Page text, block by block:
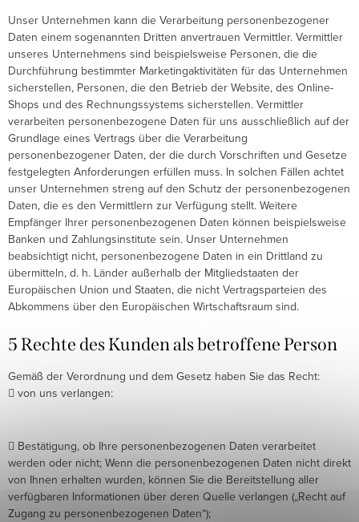
Unser Unternehmen kann die Verarbeitung personenbezogener
Daten einem sogenannten Dritten anvertrauen Vermittler. Vermittler
unseres Unternehmens sind beispielsweise Personen, die die
Durchführung bestimmter Marketingaktivitäten für das Unternehmen
sicherstellen, Personen, die den Betrieb der Website, des Online-
Shops und des Rechnungssystems sicherstellen. Vermittler
verarbeiten personenbezogene Daten für uns ausschließlich auf der
Grundlage eines Vertrags über die Verarbeitung
personenbezogener Daten, der die durch Vorschriften und Gesetze
festgelegten Anforderungen erfüllen muss. In solchen Fällen achtet
unser Unternehmen streng auf den Schutz der personenbezogenen
Daten, die es den Vermittlern zur Verfügung stellt. Weitere
Empfänger Ihrer personenbezogenen Daten können beispielsweise
Banken und Zahlungsinstitute sein. Unser Unternehmen
beabsichtigt nicht, personenbezogene Daten in ein Drittland zu
übermitteln, d. h. Länder außerhalb der Mitgliedstaaten der
Europäischen Union und Staaten, die nicht Vertragsparteien des
Abkommens über den Europäischen Wirtschaftsraum sind.
5 Rechte des Kunden als betroffene Person
Gemäß der Verordnung und dem Gesetz haben Sie das Recht:
 von uns verlangen:
 Bestätigung, ob Ihre personenbezogenen Daten verarbeitet
werden oder nicht; Wenn die personenbezogenen Daten nicht direkt
von Ihnen erhalten wurden, können Sie die Bereitstellung aller
verfügbaren Informationen über deren Quelle verlangen („Recht auf
Zugang zu personenbezogenen Daten“);